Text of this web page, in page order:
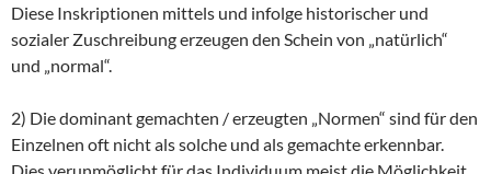
Diese Inskriptionen mittels und infolge historischer und
sozialer Zuschreibung erzeugen den Schein von „natürlich“
und „normal“.
2) Die dominant gemachten / erzeugten „Normen“ sind für den
Einzelnen oft nicht als solche und als gemachte erkennbar.
Dies verunmöglicht für das Individuum meist die Möglichkeit